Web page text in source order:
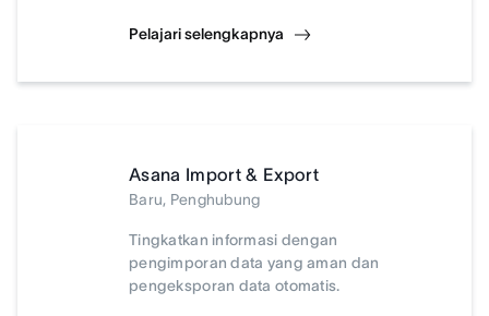
Pelajari selengkapnya
Asana Import & Export
Baru, Penghubung
Tingkatkan informasi dengan
pengimporan data yang aman dan
pengeksporan data otomatis.